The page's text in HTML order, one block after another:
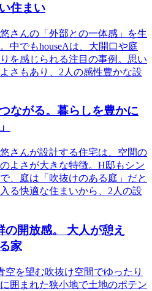
住まい
さんの「外部との一体感」を生
中でもhouseAは、大開口や庭
を感じられる注目の事例。思い
さもあり、2人の感性豊かな設
ながる。暮らしを豊かに
さんが設計する住宅は、空間の
よさが大きな特徴。H邸もシン
、庭は「吹抜けのある庭」だと
る快適な住まいから、2人の設
開放感。 大人が憩え
家
空を望む吹抜け空間でゆったり
囲まれた狭小地で土地のポテン